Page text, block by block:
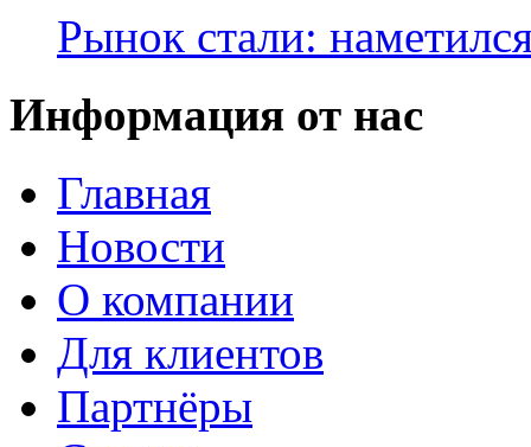
Рынок стали:
Информация от нас
Главная
Новости
О компании
Для клиентов
Партнёры